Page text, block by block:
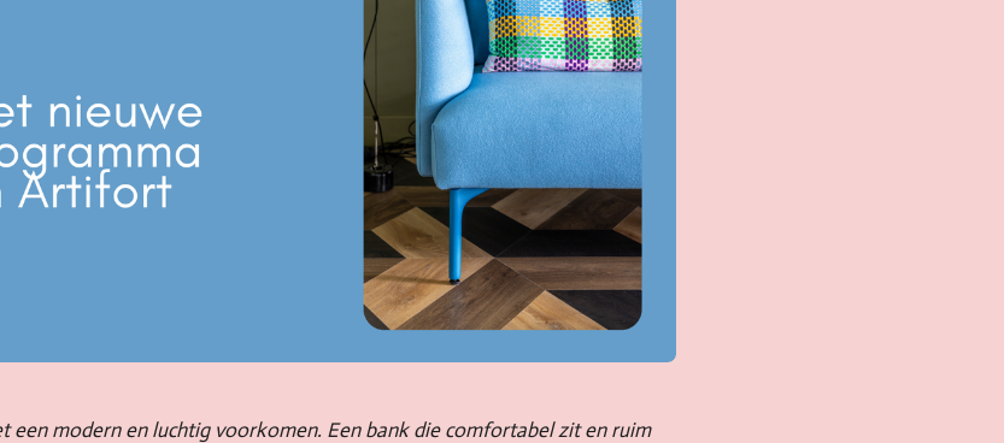
een modern en luchtig voorkomen. Een bank die comfortabel zit en ruim